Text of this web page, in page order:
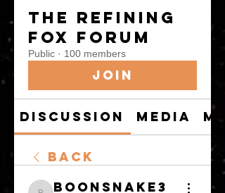
The Refining
Fox Forum
Public · 100 members
Join
Discussion Media
Back
boonsnake3